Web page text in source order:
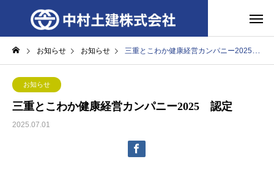
お知らせ お知らせ 三重とこわか健康経営カンパニー2025 認定
お知らせ
三重とこわか健康経営カンパニー2025 認定
2025.07.01